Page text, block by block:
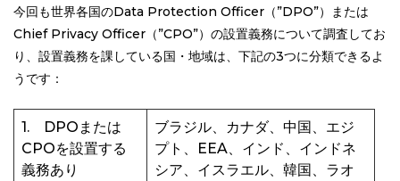
今回も世界各国のData Protection Officer（”DPO”）または
Chief Privacy Officer（”CPO”）の設置義務について調査してお
り、設置義務を課している国・地域は、下記の3つに分類できるよ
うです：
1. DPOまたは
CPOを設置する
義務あり
ブラジル、カナダ、中国、エジ
プト、EEA、インド、インドネ
シア、イスラエル、韓国、ラオ